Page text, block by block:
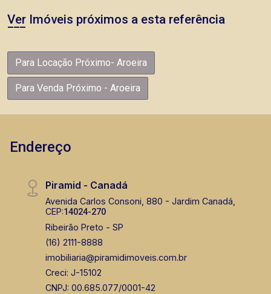
Ver Imóveis próximos a esta referência
Para Locação Próximo- Aroeira
Para Venda Próximo - Aroeira
Endereço
Piramid - Canadá
Avenida Carlos Consoni, 880 - Jardim Canadá,
CEP:14024-270
Ribeirão Preto - SP
(16) 2111-8888
imobiliaria@piramidimoveis.com.br
Creci: J-15102
CNPJ: 00.685.077/0001-42